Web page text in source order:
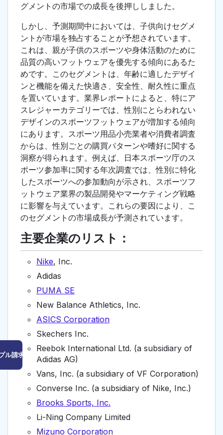
ル請求はこちら
グメントの市場での成長を後押ししました。
しかし、予測期間中においては、子供向けセグメ
ントが市場を独占することが予想されています。
これは、親が子供のスポーツや身体活動のために
品質の高いフットウェアを優先する傾向にあるた
めです。このセグメントは、年齢に適したデザイ
ンと機能を備えた快適さ、安全性、耐久性に重点
を置いています。業界レポートによると、特にア
スレジャーカテゴリーでは、性別にとらわれない
デザインのスポーツフットウェアが増加する傾向
にあります。スポーツ用品小売業者や消費者調査
からは、性別ごとの購買パターンや嗜好に関する
洞察が得られます。例えば、日本スポーツ庁のス
ポーツ参加率に関する年次調査では、性別に特化
したスポーツへの参加動向が示され、スポーツフ
ットウェア業界の製品開発やマーケティング戦略
に影響を与えています。これらの要因により、こ
のセグメントの市場成長が予測されています。
主要企業のリスト：
Nike, Inc.
Adidas
PUMA SE
New Balance Athletics, Inc.
ASICS Corporation
Skechers Inc.
Reebok International Ltd. (a subsidiary of
Adidas AG)
Vans, Inc. (a subsidiary of VF Corporation)
Converse Inc. (a subsidiary of Nike, Inc.)
Brooks Sports, Inc.
Li-Ning Company Limited
Mizuno Corporation